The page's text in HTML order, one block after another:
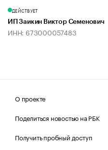
ДЕЙСТВУЕТ
ИП Заикин Виктор Семенович
ИНН: 673000057483
О проекте
Поделиться новостью на РБК
Получить пробный доступ